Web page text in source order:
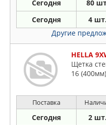
Сегодня 80
Сегодня 4 шт.
Другие
HELLA
Щетка
16
Поставка
Сегодня 2 шт.